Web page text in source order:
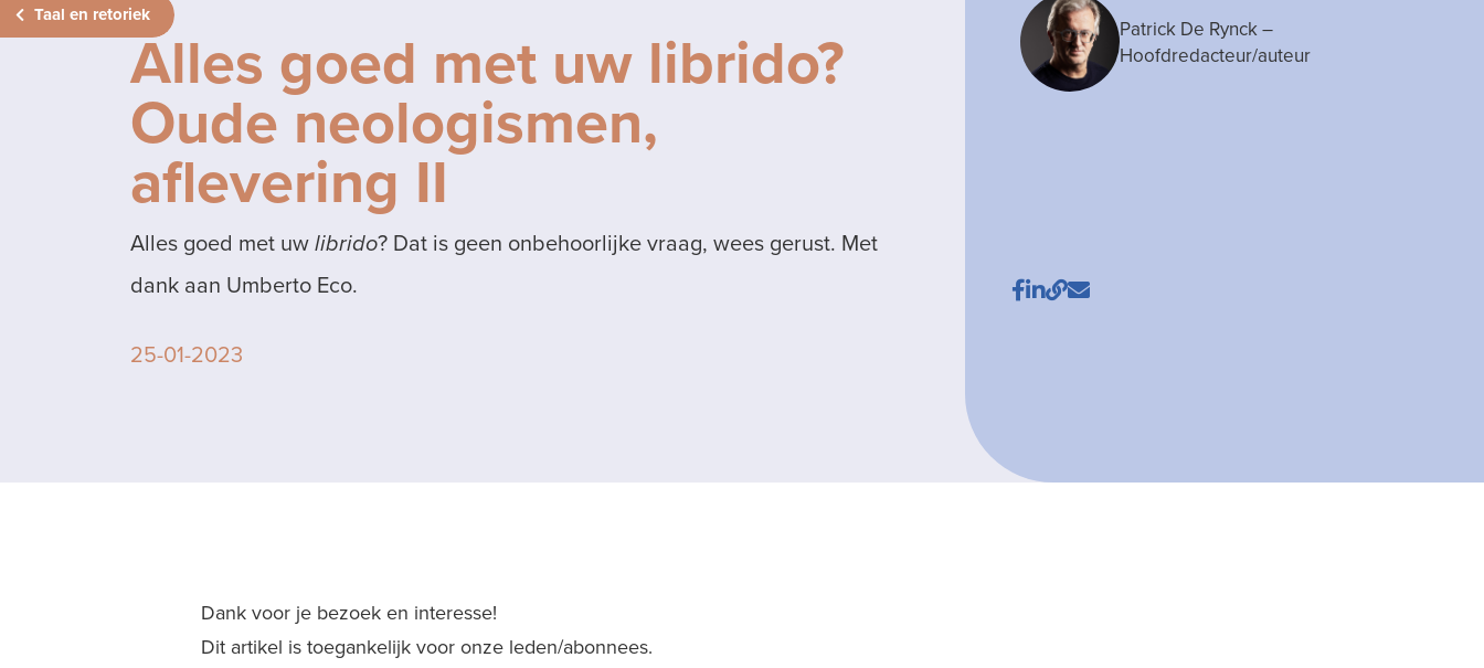
Taal en retoriek
Alles goed met uw librido?
Oude neologismen,
aflevering II
Alles goed met uwlibrido? Dat is geen onbehoorlijke vraag, wees gerust. Met
dank aan Umberto Eco.
25-01-2023
Patrick De Rynck–
Hoofdredacteur/auteur
Dank voor je bezoek en interesse!
Dit artikel is toegankelijk voor onze leden/abonnees.